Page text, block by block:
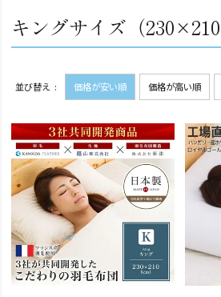
キングサイズ（
並び替え 価格が安い順 価格が高い順